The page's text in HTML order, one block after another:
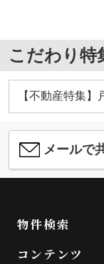
こだわり特
【不動産特集】
メールで
物件検索
コンテンツ